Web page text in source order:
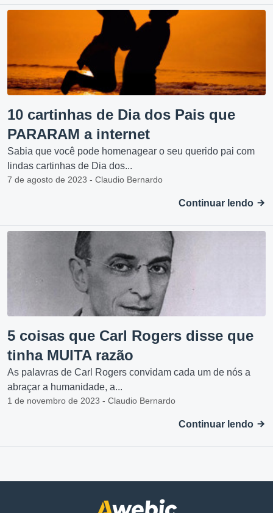
10 cartinhas de Dia dos Pais que
PARARAM a internet
Sabia que você pode homenagear o seu querido pai com
lindas cartinhas de Dia dos...
7 de agosto de 2023 - Claudio Bernardo
Continuar lendo
5 coisas que Carl Rogers disse que
tinha MUITA razão
As palavras de Carl Rogers convidam cada um de nós a
abraçar a humanidade, a...
1 de novembro de 2023 - Claudio Bernardo
Continuar lendo